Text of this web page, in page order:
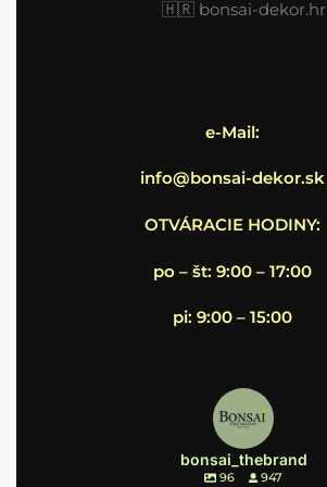
🇭🇷 bonsai-dekor.hr
e-Mail:
info@bonsai-dekor.sk
OTVÁRACIE HODINY:
po – št: 9:00 – 17:00
pi: 9:00 – 15:00
bonsai_thebrand
96 947